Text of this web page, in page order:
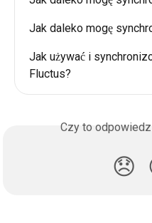
Jak daleko mogę
Jak używać i
Fluctus?
Czy to
😞